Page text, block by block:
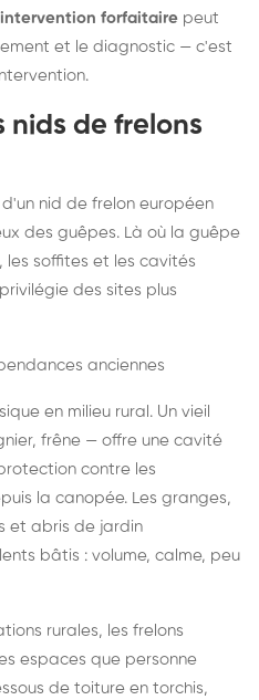
intervention forfaitaire peut
et le diagnostic — c'est
nids de frelons
nid de frelon européen
des guêpes. Là où la guêpe
les soffites et les cavités
des sites plus
anciennes
en milieu rural. Un vieil
frêne — offre une cavité
contre les
la canopée. Les granges,
et abris de jardin
bâtis : volume, calme, peu
rurales, les frelons
espaces que personne
de toiture en torchis,